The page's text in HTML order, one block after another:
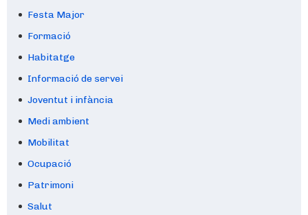
Festa Major
Formació
Habitatge
Informació de servei
Joventut i infància
Medi ambient
Mobilitat
Ocupació
Patrimoni
Salut